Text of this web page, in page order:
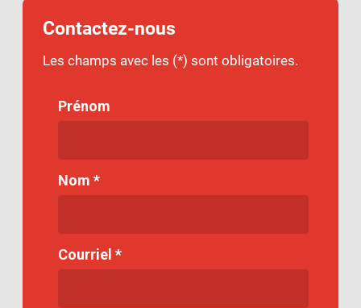
Contactez-nous
Les champs avec les (*) sont obligatoires.